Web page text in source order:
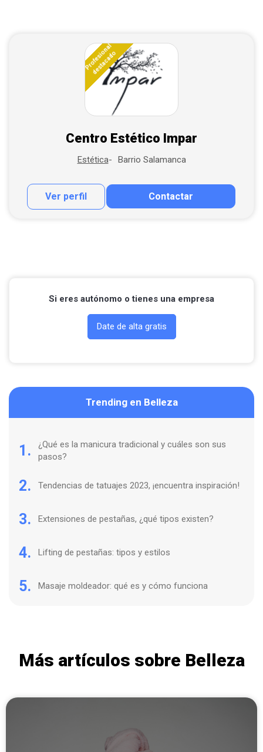
Profesional
destacado
Centro Estético Impar
Estética Barrio Salamanca
Ver perfil Contactar
Contactar por correo
Si eres autónomo o tienes una empresa
Date de alta gratis
Trending en Belleza
1.
¿Qué es la manicura tradicional y cuáles son sus
pasos?
2. Tendencias de tatuajes 2023, ¡encuentra inspiración!
3. Extensiones de pestañas, ¿qué tipos existen?
4. Lifting de pestañas: tipos y estilos
5. Masaje moldeador: qué es y cómo funciona
Más artículos sobre Belleza